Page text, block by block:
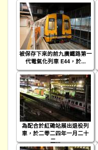
被保存下來的前九廣鐵路第一
代電氣化列車 E44，於...
為配合於紅磡站展出退役列
車，於二零二四年一月二十
二...